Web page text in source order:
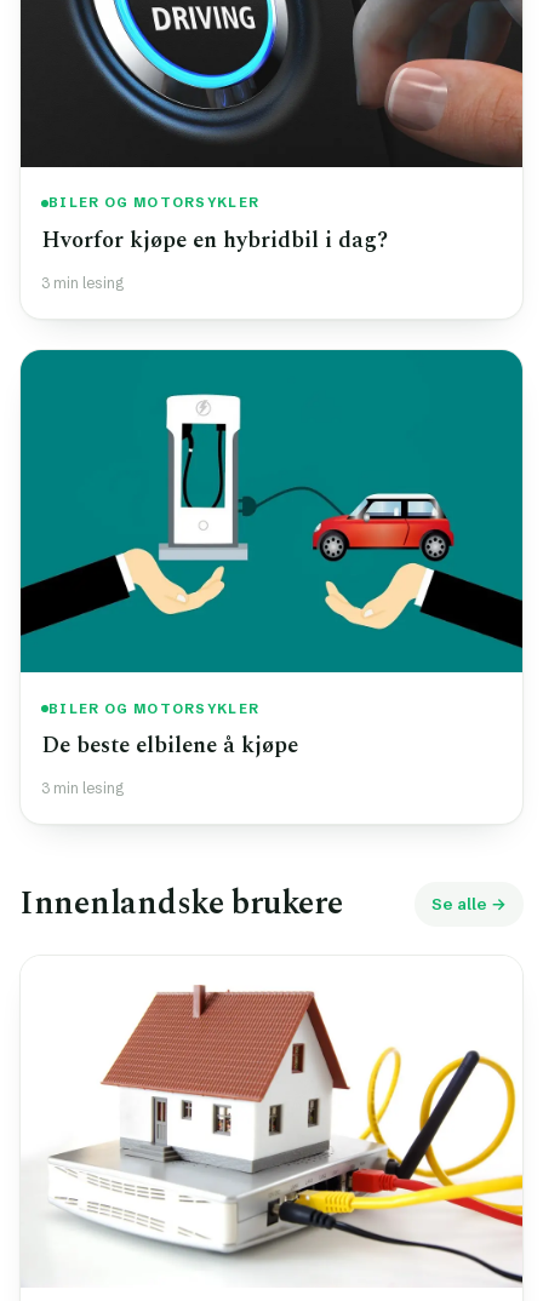
BILER OG MOTORSYKLER
Hvorfor kjøpe en hybridbil i dag?
3 min lesing
BILER OG MOTORSYKLER
De beste elbilene å kjøpe
3 min lesing
Innenlandske brukere Se alle →